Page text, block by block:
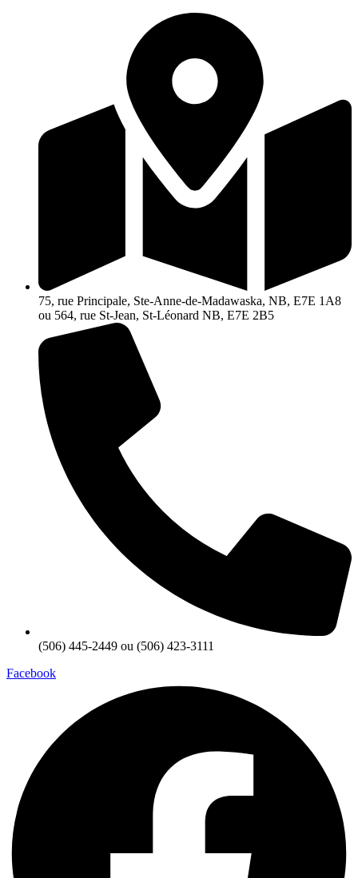
75, rue Principale, Ste-Anne-de-Madawaska, NB, E7E 1A8
ou 564, rue St-Jean, St-Léonard NB, E7E 2B5
(506) 445-2449 ou (506) 423-3111
Facebook